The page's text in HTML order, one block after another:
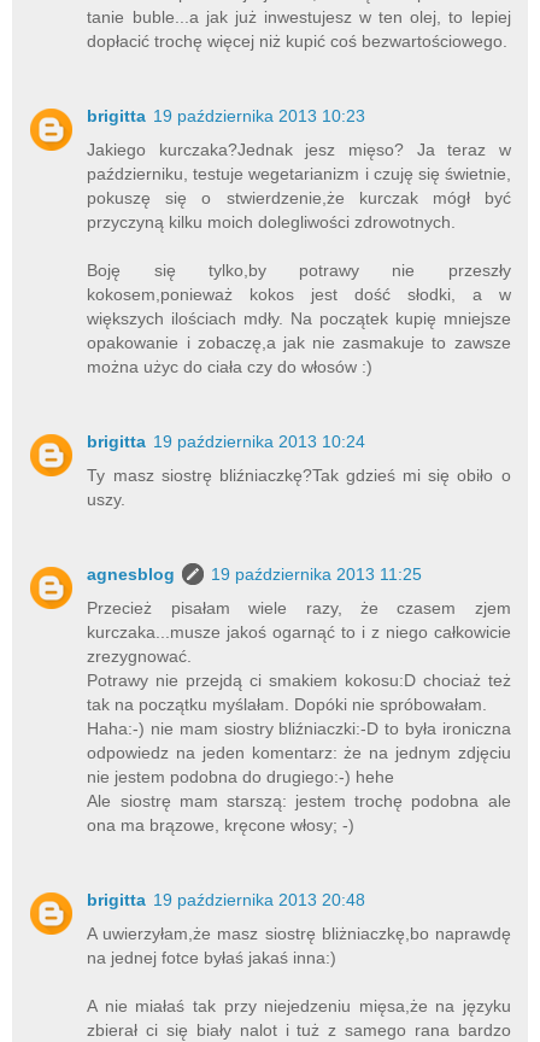
tanie buble...a jak już inwestujesz w ten olej, to lepiej
dopłacić trochę więcej niż kupić coś bezwartościowego.
brigitta 19 października 2013 10:23
Jakiego kurczaka?Jednak jesz mięso? Ja teraz w
październiku, testuje wegetarianizm i czuję się świetnie,
pokuszę się o stwierdzenie,że kurczak mógł być
przyczyną kilku moich dolegliwości zdrowotnych.
Boję się tylko,by potrawy nie przeszły
kokosem,ponieważ kokos jest dość słodki, a w
większych ilościach mdły. Na początek kupię mniejsze
opakowanie i zobaczę,a jak nie zasmakuje to zawsze
można użyc do ciała czy do włosów :)
brigitta 19 października 2013 10:24
Ty masz siostrę bliźniaczkę?Tak gdzieś mi się obiło o
uszy.
agnesblog
19 października 2013 11:25
Przecież pisałam wiele razy, że czasem zjem
kurczaka...musze jakoś ogarnąć to i z niego całkowicie
zrezygnować.
Potrawy nie przejdą ci smakiem kokosu:D chociaż też
tak na początku myślałam. Dopóki nie spróbowałam.
Haha:-) nie mam siostry bliźniaczki:-D to była ironiczna
odpowiedz na jeden komentarz: że na jednym zdjęciu
nie jestem podobna do drugiego:-) hehe
Ale siostrę mam starszą: jestem trochę podobna ale
ona ma brązowe, kręcone włosy; -)
brigitta 19 października 2013 20:48
A uwierzyłam,że masz siostrę bliżniaczkę,bo naprawdę
na jednej fotce byłaś jakaś inna:)
A nie miałaś tak przy niejedzeniu mięsa,że na języku
zbierał ci się biały nalot i tuż z samego rana bardzo